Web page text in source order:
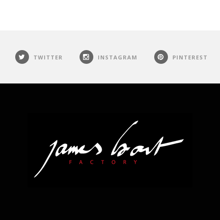
TWITTER INSTAGRAM PINTEREST